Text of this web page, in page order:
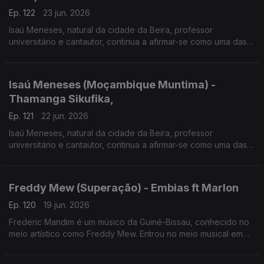
Ep. 122
23 jun. 2026
Isaú Meneses, natural da cidade da Beira, professor
universitário e cantautor, continua a afirmar-se como uma das
Isaú Meneses (Moçambique Muntima) -
Thamanga Sikufika,
Ep. 121
22 jun. 2026
Isaú Meneses, natural da cidade da Beira, professor
universitário e cantautor, continua a afirmar-se como uma das
Freddy Mew (Superação) - Embias ft Marlon
Ep. 120
19 jun. 2026
Frederic Mandim é um músico da Guiné-Bissau, conhecido no
meio artístico como Freddy Mew. Entrou no meio musical em